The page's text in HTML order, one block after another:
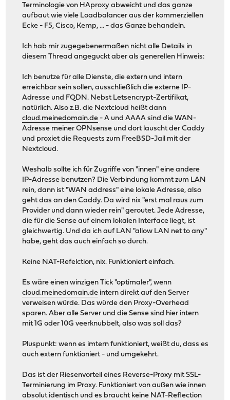
Terminologie von HAproxy abweicht und das ganze
aufbaut wie viele Loadbalancer aus der kommerziellen
Ecke - F5, Cisco, Kemp, ... - das Ganze behandeln.
Ich hab mir zugegebenermaßen nicht alle Details in
diesem Thread angeguckt aber als generellen Hinweis:
Ich benutze für alle Dienste, die extern und intern
erreichbar sein sollen, ausschließlich die externe IP-
Adresse und FQDN. Nebst Letsencrypt-Zertifikat,
natürlich. Also z.B. die Nextcloud heißt dann
cloud.meinedomain.de - A und AAAA sind die WAN-
Adresse meiner OPNsense und dort lauscht der Caddy
und proxiet die Requests zum FreeBSD-Jail mit der
Nextcloud.
Weshalb sollte ich für Zugriffe von "innen" eine andere
IP-Adresse benutzen? Die Verbindung kommt zum LAN
rein, dann ist "WAN address" eine lokale Adresse, also
geht das an den Caddy. Da wird nix "erst mal raus zum
Provider und dann wieder rein" geroutet. Jede Adresse,
die für die Sense auf einem lokalen Interface liegt, ist
gleichwertig. Und da ich auf LAN "allow LAN net to any"
habe, geht das auch einfach so durch.
Keine NAT-Refelction, nix. Funktioniert einfach.
Es wäre einen winzigen Tick "optimaler", wenn
cloud.meinedomain.de intern direkt auf den Server
verweisen würde. Das würde den Proxy-Overhead
sparen. Aber alle Server und die Sense sind hier intern
mit 1G oder 10G veerknubbelt, also was soll das?
Pluspunkt: wenn es imtern funktioniert, weißt du, dass es
auch extern funktioniert - und umgekehrt.
Das ist der Riesenvorteil eines Reverse-Proxy mit SSL-
Terminierung im Proxy. Funktioniert von außen wie innen
absolut identisch und es braucht keine NAT-Reflection